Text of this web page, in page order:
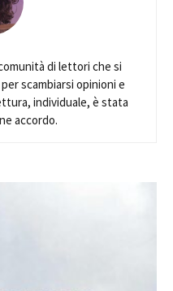
di lettori che si
scambiarsi opinioni e
individuale, è stata
accordo.